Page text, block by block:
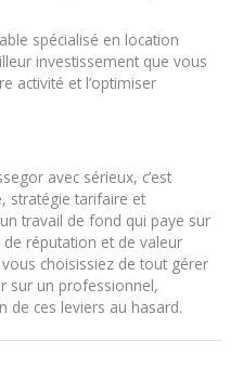
spécialisé en location
investissement que vous
activité et l’optimiser
avec sérieux, c’est
stratégie tarifaire et
travail de fond qui paye sur
réputation et de valeur
choisissiez de tout gérer
sur un professionnel,
de ces leviers au hasard.